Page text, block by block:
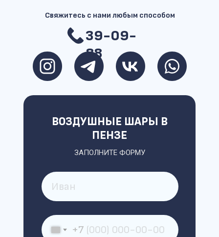
39-09-
88
ЗАПОЛНИТЕ ФОРМУ
ВОЗДУШНЫЕ ШАРЫ В
ПЕНЗЕ
+7
Свяжитесь с нами любым способом